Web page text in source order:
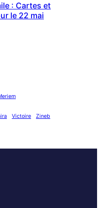
: Cartes et
le 22 mai
Victoire Zineb